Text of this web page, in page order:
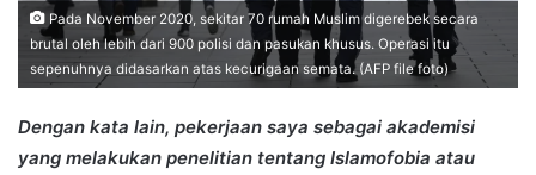
Pada November 2020, sekitar 70 rumah Muslim digerebek secara
brutal oleh lebih dari 900 polisi dan pasukan khusus. Operasi itu
sepenuhnya didasarkan atas kecurigaan semata. (AFP file foto)
Dengan kata lain, pekerjaan saya sebagai akademisi
yang melakukan penelitian tentang Islamofobia atau